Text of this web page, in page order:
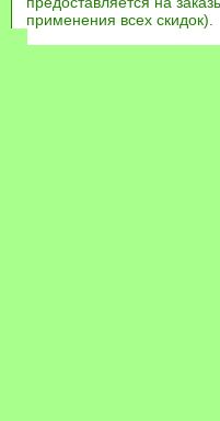
применения всех скидок).